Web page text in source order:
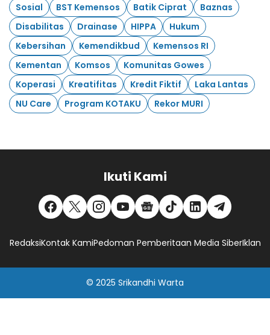
Sosial
BST Kemensos Batik Ciprat
Baznas
Disabilitas
Drainase HIPPA
Hukum
Kebersihan
Kemendikbud
Kemensos RI
Kementan
Komsos
Komunitas Gowes
Koperasi
Kreatifitas Kredit Fiktif
Laka Lantas
NU Care
Program KOTAKU Rekor MURI
Ikuti Kami
RedaksiKontak KamiPedoman Pemberitaan Media SiberIklan
© 2025 Srikandhi Warta